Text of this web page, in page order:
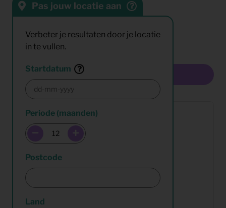
Pas jouw locatie aan
Verbeter je resultaten door je locatie
in te vullen.
Startdatum
Periode (maanden)
Postcode
Land